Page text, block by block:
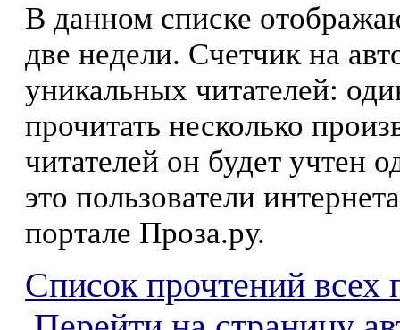
В данном списке
две недели. Счетчик на
уникальных читателей:
прочитать несколько
читателей он будет учтен
это пользователи
портале Проза.ру.
Список прочтений всех